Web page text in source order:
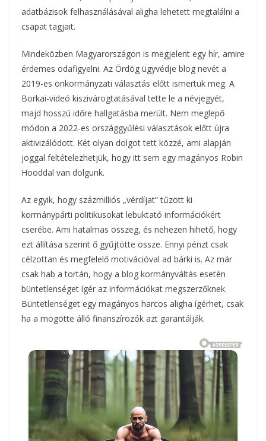
adatbázisok felhasználásával aligha lehetett megtalálni a
csapat tagjait.
Mindeközben Magyarországon is megjelent egy hír, amire
érdemes odafigyelni. Az Ördög ügyvédje blog nevét a
2019-es önkormányzati választás előtt ismertük meg. A
Borkai-videó kiszivárogtatásával tette le a névjegyét,
majd hosszú időre hallgatásba merült. Nem meglepő
módon a 2022-es ország­gyűlési választások előtt újra
aktivizálódott. Két olyan dolgot tett közzé, ami alapján
joggal feltételezhetjük, hogy itt sem egy magányos Robin
Hooddal van dolgunk.
Az egyik, hogy százmilliós „vérdíjat” tűzött ki
kormánypárti politikusokat lebuktató információkért
cserébe. Ami hatalmas összeg, és nehezen hihető, hogy
ezt állítása szerint ő gyűjtötte össze. Ennyi pénzt csak
célzottan és megfelelő motivációval ad bárki is. Az már
csak hab a tortán, hogy a blog kormányváltás esetén
büntetlenséget ígér az információkat megszerzőknek.
Büntetlenséget egy magányos harcos aligha ígérhet, csak
ha a mögötte álló finanszírozók azt garantálják.